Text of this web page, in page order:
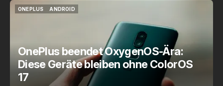
ONEPLUS
ANDROID
OnePlus beendet OxygenOS-Ära:
Diese Geräte bleiben ohne ColorOS
17